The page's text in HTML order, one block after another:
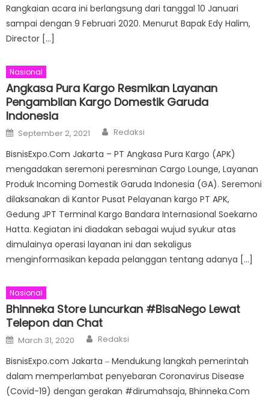
Rangkaian acara ini berlangsung dari tanggal 10 Januari
sampai dengan 9 Februari 2020. Menurut Bapak Edy Halim,
Director […]
Nasional
Angkasa Pura Kargo Resmikan Layanan
Pengambilan Kargo Domestik Garuda
Indonesia
Posted
on
September 2, 2021 Author
Redaksi
BisnisExpo.Com Jakarta – PT Angkasa Pura Kargo (APK)
mengadakan seremoni peresminan Cargo Lounge, Layanan
Produk Incoming Domestik Garuda Indonesia (GA). Seremoni
dilaksanakan di Kantor Pusat Pelayanan kargo PT APK,
Gedung JPT Terminal Kargo Bandara Internasional Soekarno
Hatta. Kegiatan ini diadakan sebagai wujud syukur atas
dimulainya operasi layanan ini dan sekaligus
menginformasikan kepada pelanggan tentang adanya […]
Nasional
Bhinneka Store Luncurkan #BisaNego Lewat
Telepon dan Chat
Posted
on
March 31, 2020 Author
Redaksi
BisnisExpo.com Jakarta ‒ Mendukung langkah pemerintah
dalam memperlambat penyebaran Coronavirus Disease
(Covid-19) dengan gerakan #dirumahsaja, Bhinneka.Com